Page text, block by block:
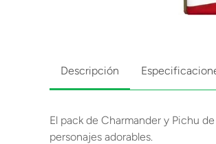
Descripción
El pack de Charmander y Pichu
personajes adorables.